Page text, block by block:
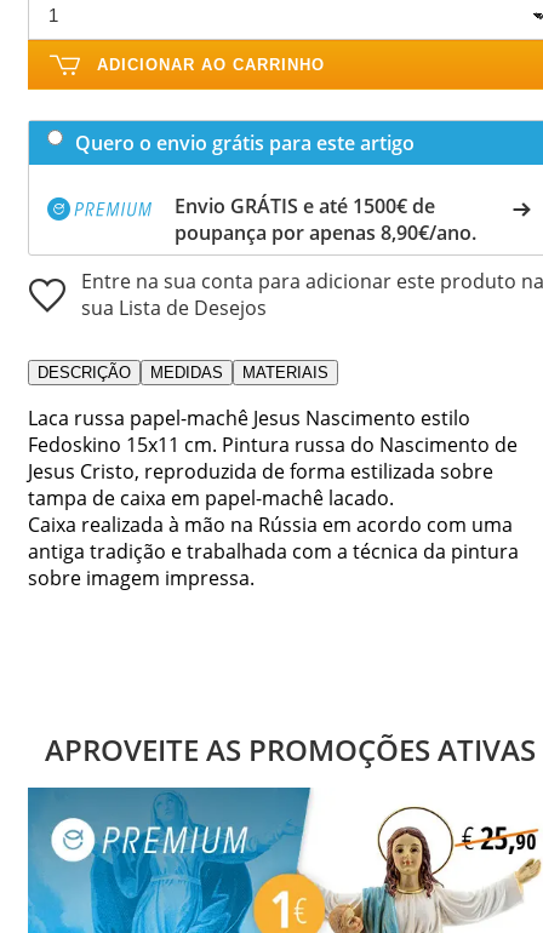
ADICIONAR AO CARRINHO
Quero o envio grátis para este artigo
Envio GRÁTIS e até 1500€ de
poupança por apenas 8,90€/ano.
Entre na sua conta para adicionar este produto na
sua Lista de Desejos
DESCRIÇÃO MEDIDAS MATERIAIS
Laca russa papel-machê Jesus Nascimento estilo
Fedoskino 15x11 cm. Pintura russa do Nascimento de
Jesus Cristo, reproduzida de forma estilizada sobre
tampa de caixa em papel-machê lacado.
Caixa realizada à mão na Rússia em acordo com uma
antiga tradição e trabalhada com a técnica da pintura
sobre imagem impressa.
APROVEITE AS PROMOÇÕES ATIVAS